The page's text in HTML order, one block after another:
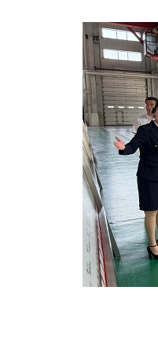
全国人大二次会议和全国政